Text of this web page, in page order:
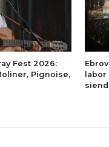
Fest 2026:
Pignoise,